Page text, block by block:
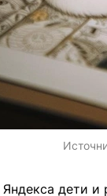
дети